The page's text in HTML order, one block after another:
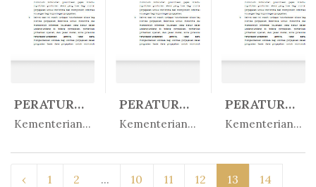
PERATURAN MENTERI DALAM NEGERI R...
Kementerian Dalam Negeri
In Peratur...
PERATURAN MENTERI PEKERJAAN UMUM...
Kementerian Pekerjaan Umum
In Peratur...
PERATURAN MENTERI LINGKUNGAN HID...
Kementerian Lingkungan Hidup
In Peratur...
‹ 1 2 ... 10 11 12 13 14